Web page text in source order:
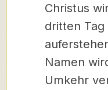
Christus
dritten
Namen
Umkehr